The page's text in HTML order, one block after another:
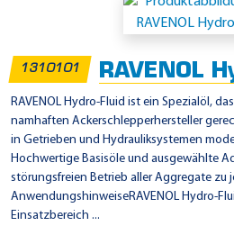
n
s
a
t
z
g
e
1310101 RAVENOL
RAVENOL Hydro-Fluid ist ein Spezialöl,
namhaften Ackerschlepperhersteller
in Getrieben und Hydrauliksystemen
Hochwertige Basisöle und ausgewählte
störungsfreien Betrieb aller Aggregate zu
AnwendungshinweiseRAVENOL Hydro-
Einsatzbereich ...